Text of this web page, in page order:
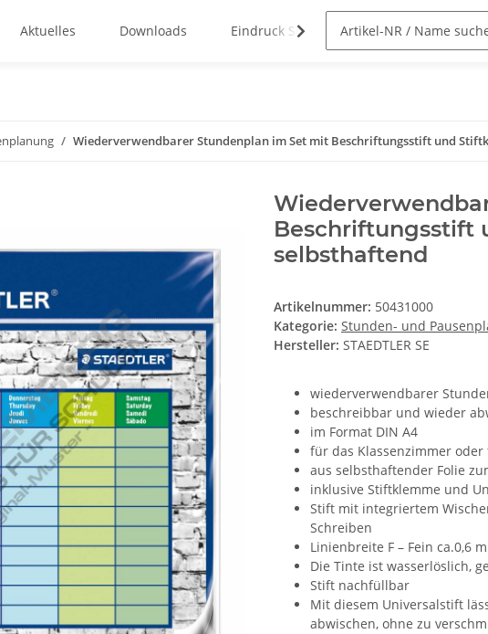
Aktuelles Downloads Eindruck Service
Wiederverwendbarer Stundenplan im Set mit Beschriftungsstift und
Beschriftungsstift
selbsthaftend
Artikelnummer: 50431000
Kategorie: Stunden- und
Hersteller: STAEDTLER SE
wiederverwendbarer
beschreibbar und wieder
im Format DIN A4
für das Klassenzimmer oder
aus selbsthaftender Folie
inklusive Stiftklemme und
Stift mit integriertem
Schreiben
Linienbreite F – Fein ca.0,6
Die Tinte ist wasserlöslich,
Stift nachfüllbar
Mit diesem Universalstift
abwischen, ohne zu